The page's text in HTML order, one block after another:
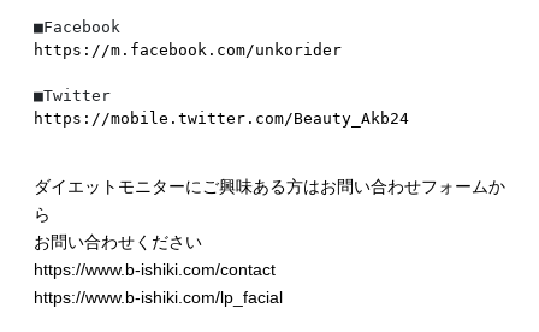
https://m.facebook.com/unkorider
https://mobile.twitter.com/Beauty_Akb24
ダイエットモニターにご興味ある方はお問い合わせフォームか
ら
お問い合わせください
https://www.b-ishiki.com/contact
https://www.b-ishiki.com/lp_facial